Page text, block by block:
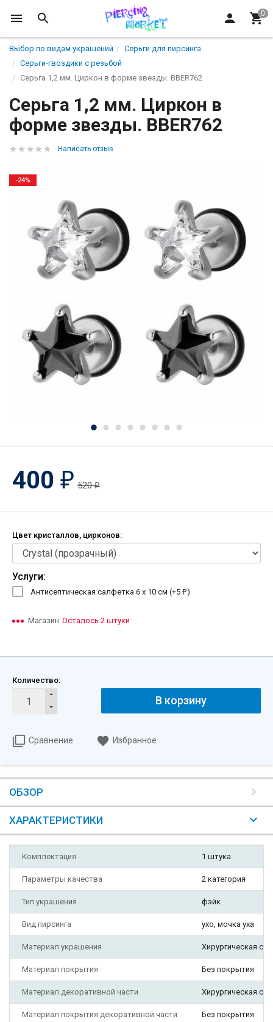
Выбор по видам украшений
Серьги для пирсинга
Серьги-гвоздики с резьбой
Серьга 1,2 мм. Циркон в форме звезды. BBER762
Серьга 1,2 мм. Циркон в
форме звезды. BBER762
Написать отзыв
-24%
400 ₽ 520₽
Цвет кристаллов, цирконов:
Услуги:
Антисептическая салфетка 6 х 10 см (+5 ₽)
Магазин Осталось 2 штуки
Количество:
В корзину
Сравнение Избранное
ОБЗОР
ХАРАКТЕРИСТИКИ
Комплектация 1 штука
Параметры качества 2 категория
Тип украшения фэйк
Вид пирсинга ухо, мочка уха
Материал украшения Хирургическая
Материал покрытия Без покрытия
Материал декоративной части Хирургическая
Материал покрытия декоративной части Без покрытия